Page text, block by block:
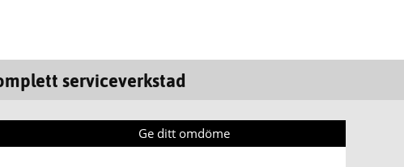
serviceverkstad
Ge ditt omdöme